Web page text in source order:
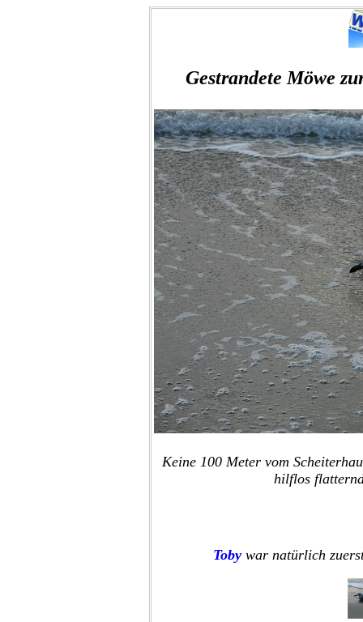
Gestrandete Möwe
Keine 100 Meter vom
hilflos
Tobywar natürlich